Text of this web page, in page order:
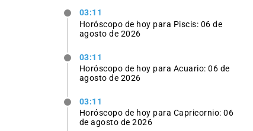
03:11
Horóscopo de hoy para Piscis: 06 de
agosto de 2026
03:11
Horóscopo de hoy para Acuario: 06 de
agosto de 2026
03:11
Horóscopo de hoy para Capricornio: 06
de agosto de 2026